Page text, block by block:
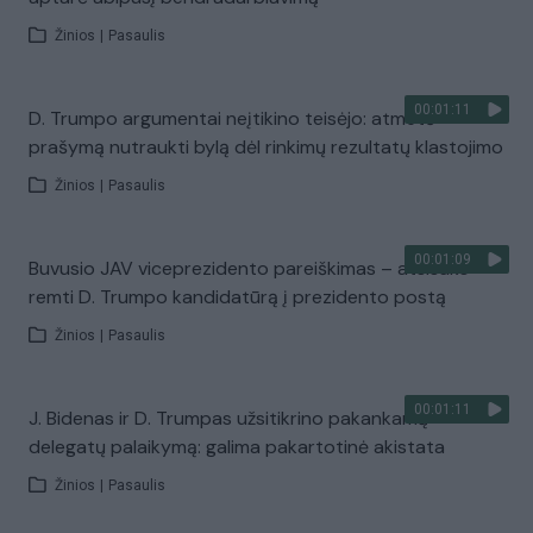
Žinios Pasaulis
00:01:11
D. Trumpo argumentai neįtikino teisėjo: atmetė
prašymą nutraukti bylą dėl rinkimų rezultatų klastojimo
Žinios Pasaulis
00:01:09
Buvusio JAV viceprezidento pareiškimas – atsisako
remti D. Trumpo kandidatūrą į prezidento postą
Žinios Pasaulis
00:01:11
J. Bidenas ir D. Trumpas užsitikrino pakankamą
delegatų palaikymą: galima pakartotinė akistata
Žinios Pasaulis